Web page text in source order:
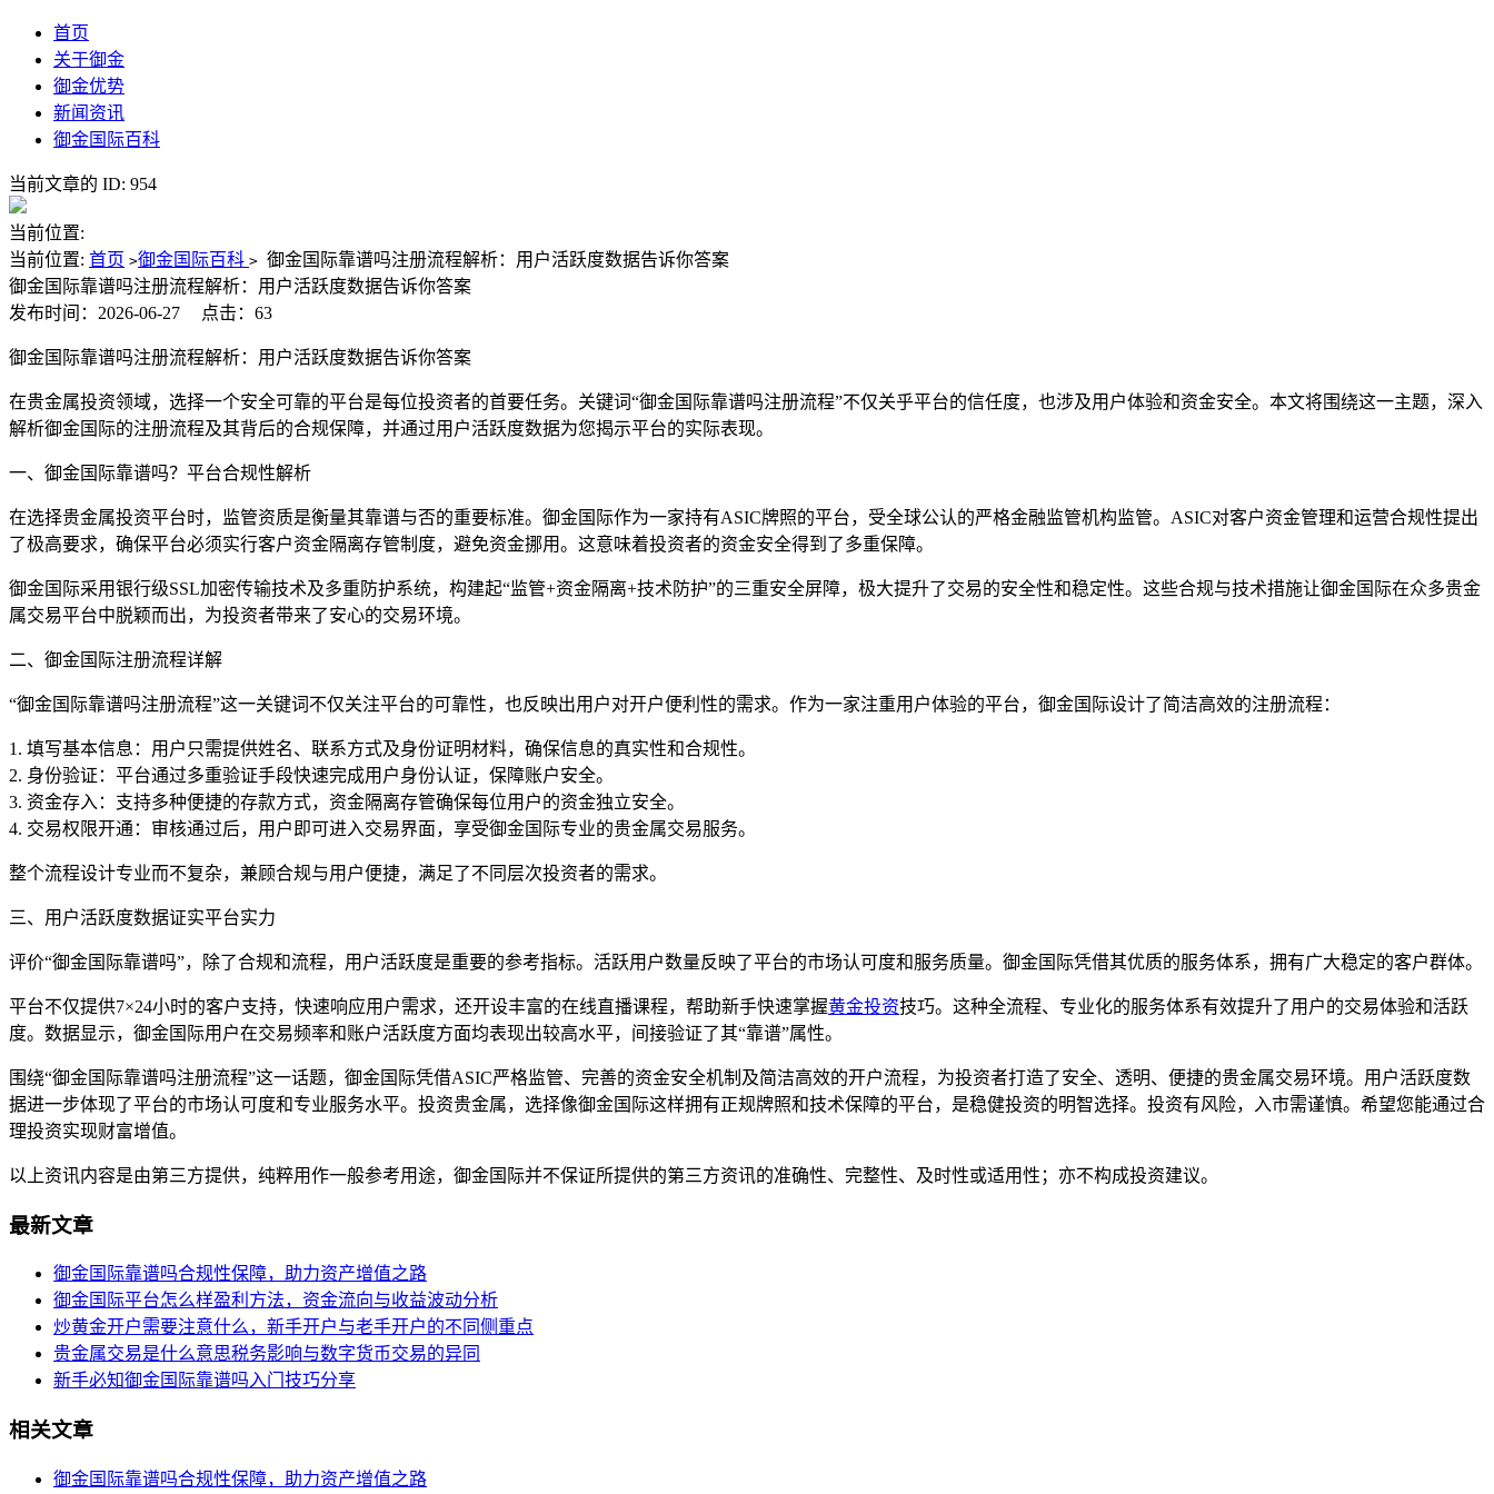
首页
关于御金
御金优势
新闻资讯
御金国际百科
当前文章的 ID: 954
当前位置:
当前位置: 首页 >御金国际百科 > 御金国际靠谱吗注册流程解析：用户活跃度数据告诉你答案
御金国际靠谱吗注册流程解析：用户活跃度数据告诉你答案
发布时间：2026-06-27
点击：63
御金国际靠谱吗注册流程解析：用户活跃度数据告诉你答案
在贵金属投资领域，选择一个安全可靠的平台是每位投资者的首要任务。关键词“御金国际靠谱吗注册流程”不仅关乎平台的信任度，也涉及用户体验和资金安全。本文将围绕这一主题，深入
解析御金国际的注册流程及其背后的合规保障，并通过用户活跃度数据为您揭示平台的实际表现。
一、御金国际靠谱吗？平台合规性解析
在选择贵金属投资平台时，监管资质是衡量其靠谱与否的重要标准。御金国际作为一家持有ASIC牌照的平台，受全球公认的严格金融监管机构监管。ASIC对客户资金管理和运营合规性提出
了极高要求，确保平台必须实行客户资金隔离存管制度，避免资金挪用。这意味着投资者的资金安全得到了多重保障。
御金国际采用银行级SSL加密传输技术及多重防护系统，构建起“监管+资金隔离+技术防护”的三重安全屏障，极大提升了交易的安全性和稳定性。这些合规与技术措施让御金国际在众多贵金
属交易平台中脱颖而出，为投资者带来了安心的交易环境。
二、御金国际注册流程详解
“御金国际靠谱吗注册流程”这一关键词不仅关注平台的可靠性，也反映出用户对开户便利性的需求。作为一家注重用户体验的平台，御金国际设计了简洁高效的注册流程：
1. 填写基本信息：用户只需提供姓名、联系方式及身份证明材料，确保信息的真实性和合规性。
2. 身份验证：平台通过多重验证手段快速完成用户身份认证，保障账户安全。
3. 资金存入：支持多种便捷的存款方式，资金隔离存管确保每位用户的资金独立安全。
4. 交易权限开通：审核通过后，用户即可进入交易界面，享受御金国际专业的贵金属交易服务。
整个流程设计专业而不复杂，兼顾合规与用户便捷，满足了不同层次投资者的需求。
三、用户活跃度数据证实平台实力
评价“御金国际靠谱吗”，除了合规和流程，用户活跃度是重要的参考指标。活跃用户数量反映了平台的市场认可度和服务质量。御金国际凭借其优质的服务体系，拥有广大稳定的客户群体。
平台不仅提供7×24小时的客户支持，快速响应用户需求，还开设丰富的在线直播课程，帮助新手快速掌握黄金投资技巧。这种全流程、专业化的服务体系有效提升了用户的交易体验和活跃
度。数据显示，御金国际用户在交易频率和账户活跃度方面均表现出较高水平，间接验证了其“靠谱”属性。
围绕“御金国际靠谱吗注册流程”这一话题，御金国际凭借ASIC严格监管、完善的资金安全机制及简洁高效的开户流程，为投资者打造了安全、透明、便捷的贵金属交易环境。用户活跃度数
据进一步体现了平台的市场认可度和专业服务水平。投资贵金属，选择像御金国际这样拥有正规牌照和技术保障的平台，是稳健投资的明智选择。投资有风险，入市需谨慎。希望您能通过合
理投资实现财富增值。
以上资讯内容是由第三方提供，纯粹用作一般参考用途，御金国际并不保证所提供的第三方资讯的准确性、完整性、及时性或适用性；亦不构成投资建议。
最新文章
御金国际靠谱吗合规性保障，助力资产增值之路
御金国际平台怎么样盈利方法，资金流向与收益波动分析
炒黄金开户需要注意什么，新手开户与老手开户的不同侧重点
贵金属交易是什么意思税务影响与数字货币交易的异同
新手必知御金国际靠谱吗入门技巧分享
相关文章
御金国际靠谱吗合规性保障，助力资产增值之路